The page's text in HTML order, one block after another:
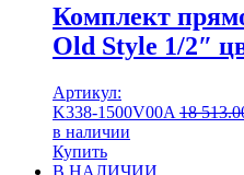
Комплект
Old Style 1/2″
Артикул:
K338-1500V00A 18
в наличии
Купить
В НАЛИЧИИ